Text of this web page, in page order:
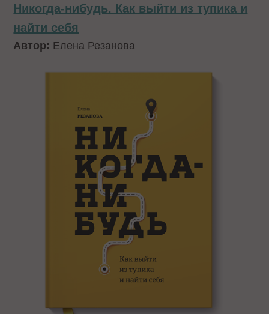
Никогда-нибудь. Как выйти из тупика и
найти себя
Автор: Елена Резанова